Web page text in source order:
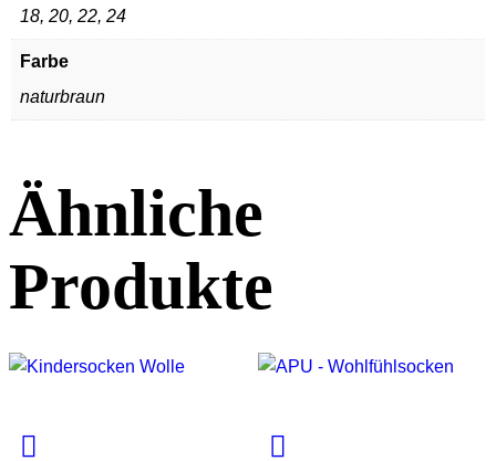
18, 20, 22, 24
Farbe
naturbraun
Ähnliche
Produkte